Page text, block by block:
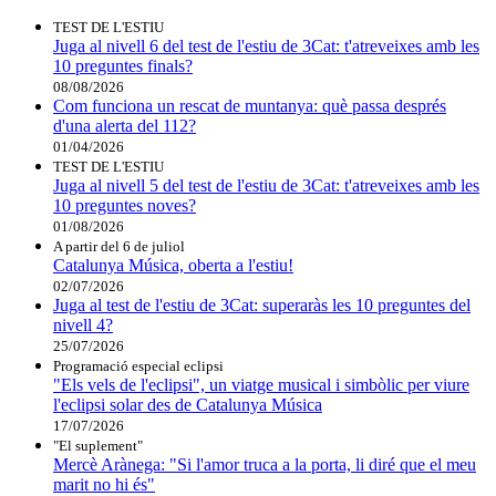
TEST DE L'ESTIU
Juga al nivell 6 del test de l'estiu de 3Cat: t'atreveixes amb les
10 preguntes finals?
08/08/2026
Com funciona un rescat de muntanya: què passa després
d'una alerta del 112?
01/04/2026
TEST DE L'ESTIU
Juga al nivell 5 del test de l'estiu de 3Cat: t'atreveixes amb les
10 preguntes noves?
01/08/2026
A partir del 6 de juliol
Catalunya Música, oberta a l'estiu!
02/07/2026
Juga al test de l'estiu de 3Cat: superaràs les 10 preguntes del
nivell 4?
25/07/2026
Programació especial eclipsi
"Els vels de l'eclipsi", un viatge musical i simbòlic per viure
l'eclipsi solar des de Catalunya Música
17/07/2026
"El suplement"
Mercè Arànega: "Si l'amor truca a la porta, li diré que el meu
marit no hi és"